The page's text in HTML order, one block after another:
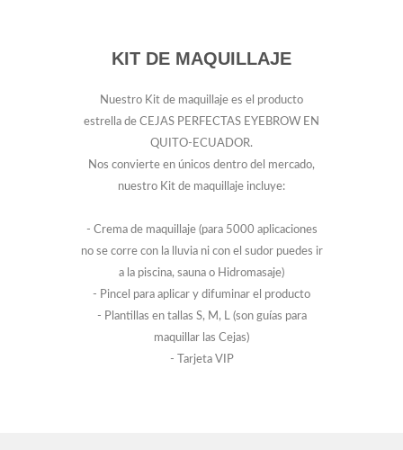
KIT DE MAQUILLAJE
Nuestro Kit de maquillaje es el producto
estrella de CEJAS PERFECTAS EYEBROW EN
QUITO-ECUADOR.
Nos convierte en únicos dentro del mercado,
nuestro Kit de maquillaje incluye:
- Crema de maquillaje (para 5000 aplicaciones
no se corre con la lluvia ni con el sudor puedes ir
a la piscina, sauna o Hidromasaje)
- Pincel para aplicar y difuminar el producto
- Plantillas en tallas S, M, L (son guías para
maquillar las Cejas)
- Tarjeta VIP